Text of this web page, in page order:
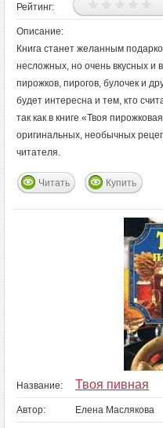
Рейтинг:
Описание:
Книга станет желанным
несложных, но очень вкусных и
пирожков, пирогов, булочек и
будет интересна и тем, кто
так как в книге «Твоя
оригинальных, необычных
читателя.
Читать Купить
Название: Твоя пивная
Автор: Елена Маслякова